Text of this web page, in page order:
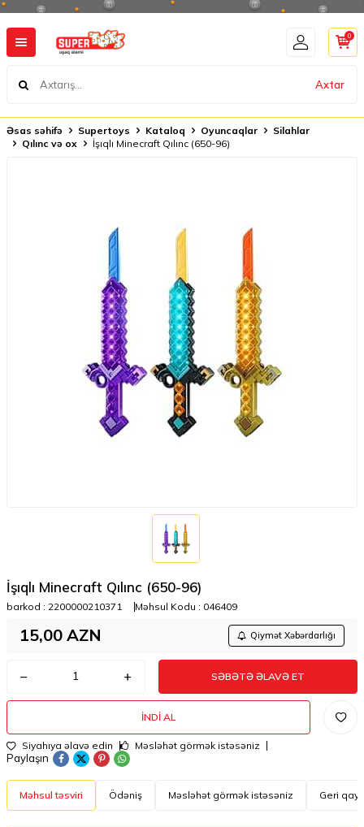
Axtar
0
Əsas səhifə Supertoys Kataloq Oyuncaqlar
Silahlar
Qılınc və ox
İşıqlı Minecraft Qılınc (650-96)
İşıqlı Minecraft Qılınc (650-96)
barkod : 2200000210371 Məhsul Kodu : 046409
15,00 AZN Qiymət Xəbərdarlığı
SƏBƏTƏ ƏLAVƏ ET
İNDI AL
Siyahıya əlavə edin Məsləhət görmək istəsəniz
Paylaşın
Məhsul təsviri Ödəniş Məsləhət görmək istəsəniz Geri